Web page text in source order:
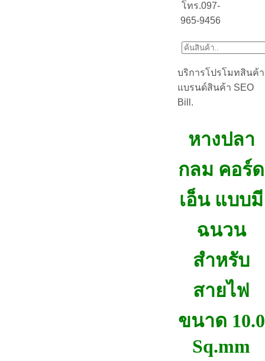
โทร.097-
965-9456
บริการโปรโมทสินค้า
แบรนด์สินค้า SEO
Bill.
หางปลา
กลม คอร์ด
เอ็น แบบมี
ฉนวน
สำหรับ
สายไฟ
ขนาด 10.0
Sq.mm